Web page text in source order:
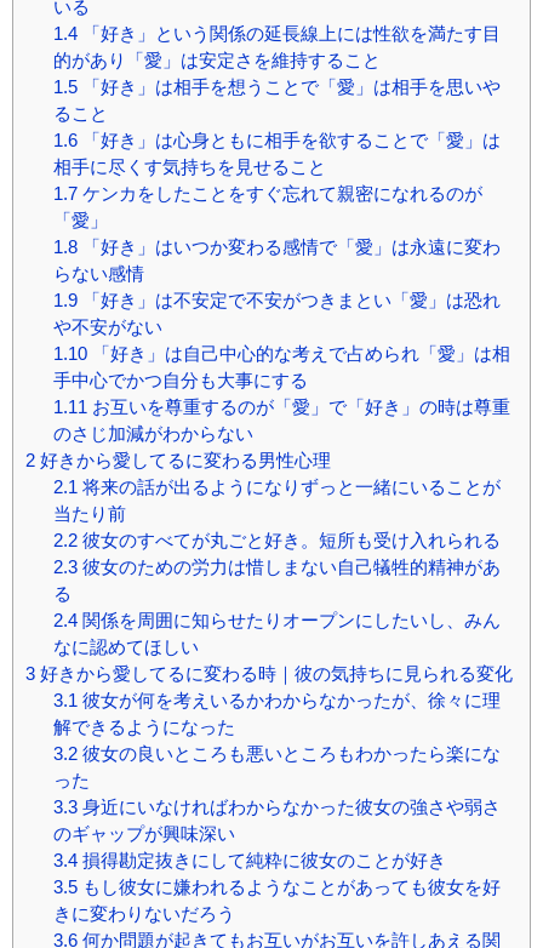
いる
1.4「好き」という関係の延長線上には性欲を満たす目
的があり「愛」は安定さを維持すること
1.5「好き」は相手を想うことで「愛」は相手を思いや
ること
1.6「好き」は心身ともに相手を欲することで「愛」は
相手に尽くす気持ちを見せること
1.7ケンカをしたことをすぐ忘れて親密になれるのが
「愛」
1.8「好き」はいつか変わる感情で「愛」は永遠に変わ
らない感情
1.9「好き」は不安定で不安がつきまとい「愛」は恐れ
や不安がない
1.10「好き」は自己中心的な考えで占められ「愛」は相
手中心でかつ自分も大事にする
1.11 お互いを尊重するのが「愛」で「好き」の時は尊重
のさじ加減がわからない
2 好きから愛してるに変わる男性心理
2.1 将来の話が出るようになりずっと一緒にいることが
当たり前
2.2彼女のすべてが丸ごと好き。短所も受け入れられる
2.3彼女のための労力は惜しまない自己犠牲的精神があ
る
2.4関係を周囲に知らせたりオープンにしたいし、みん
なに認めてほしい
3 好きから愛してるに変わる時｜彼の気持ちに見られる変化
3.1 彼女が何を考えいるかわからなかったが、徐々に理
解できるようになった
3.2彼女の良いところも悪いところもわかったら楽にな
った
3.3身近にいなければわからなかった彼女の強さや弱さ
のギャップが興味深い
3.4損得勘定抜きにして純粋に彼女のことが好き
3.5もし彼女に嫌われるようなことがあっても彼女を好
きに変わりないだろう
3.6何か問題が起きてもお互いがお互いを許しあえる関